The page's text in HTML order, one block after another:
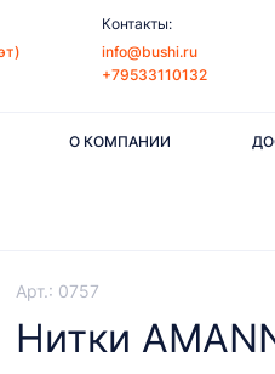
Контакты:
info@bushi.ru
+79533110132
О КОМПАНИИ
Арт.: 0757
Нитки